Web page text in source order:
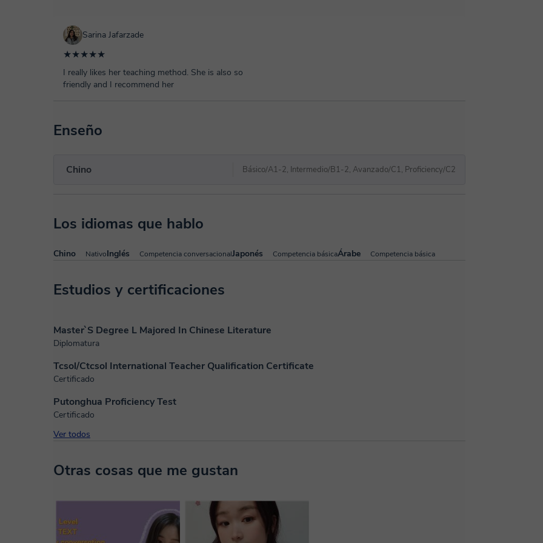
materiales, como diapositivas, videos y textos. Traeré muchos temas y explicaciones para
ayudarte a comprender, y podemos entablar algunas conversaciones y debates según lo
aprendido en la lección.
✨ ¿Estás empezando o estás buscando llevar tu chino al siguiente nivel? ¡No puedo esperar a
Sarina Jafarzade
★★★★★
I really likes her teaching method. She is also so
friendly and I recommend her
Enseño
Chino Básico/A1-2, Intermedio/B1-2, Avanzado/C1, Proficiency/C2
Los idiomas que hablo
Chino NativoInglés Competencia conversacionalJaponés Competencia básicaÁrabe Competencia básica
Estudios y certificaciones
Master`S Degree L Majored In Chinese Literature
Diplomatura
Tcsol/Ctcsol International Teacher Qualification Certificate
Certificado
Putonghua Proficiency Test
Certificado
Ver todos
Otras cosas que me gustan